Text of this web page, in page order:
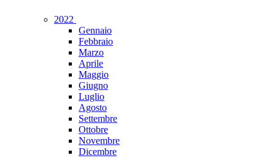
2022
Gennaio
Febbraio
Marzo
Aprile
Maggio
Giugno
Luglio
Agosto
Settembre
Ottobre
Novembre
Dicembre